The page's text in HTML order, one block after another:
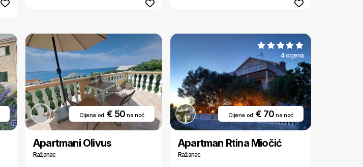
Cijena od € 50na noć
Apartmani Olivus
Ražanac
4 ocjena
Cijena od € 70na noć
Apartman Rtina Miočić
Ražanac